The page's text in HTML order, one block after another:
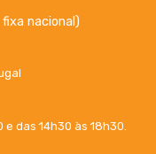
nacional)
das 14h30 às 18h30.